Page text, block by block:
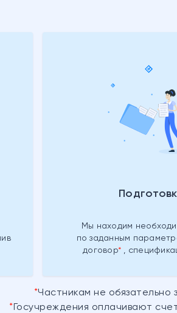
Мы находим
по заданным
договор
,
Частникам не обязательно
Госучреждения оплачивают